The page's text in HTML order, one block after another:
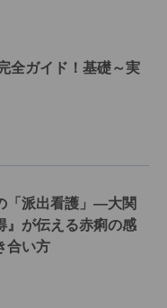
全ガイド！基礎～実
「派出看護」―大関
』が伝える赤痢の感
合い方